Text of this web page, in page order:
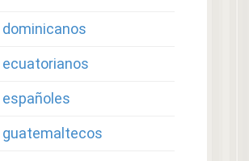
guatemaltecos